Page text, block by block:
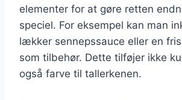
elementer for at gøre retten
speciel. For eksempel kan man
lækker sennepssauce eller en
som tilbehør. Dette tilføjer ikke
også farve til tallerkenen.